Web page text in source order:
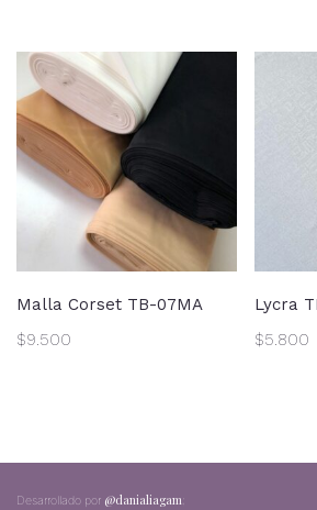
Malla Corset TB-07MA
$9.500
Lycra
$5.800
Desarrollado por @danialiagam;